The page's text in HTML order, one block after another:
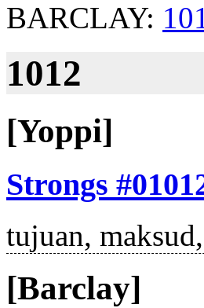
BARCLAY:
1012
[Yoppi]
Strongs
tujuan,
[Barclay]